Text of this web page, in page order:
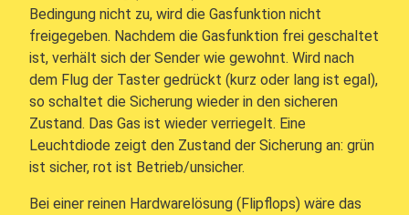
Bedingung nicht zu, wird die Gasfunktion nicht
freigegeben. Nachdem die Gasfunktion frei geschaltet
ist, verhält sich der Sender wie gewohnt. Wird nach
dem Flug der Taster gedrückt (kurz oder lang ist egal),
so schaltet die Sicherung wieder in den sicheren
Zustand. Das Gas ist wieder verriegelt. Eine
Leuchtdiode zeigt den Zustand der Sicherung an: grün
ist sicher, rot ist Betrieb/unsicher.
Bei einer reinen Hardwarelösung (Flipflops) wäre das